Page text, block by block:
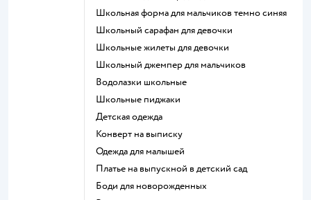
Школьная форма для мальчиков темно синяя
Школьный сарафан для девочки
Школьные жилеты для девочки
Школьный джемпер для мальчиков
Водолазки школьные
Школьные пиджаки
Детская одежда
Конверт на выписку
Одежда для малышей
Платье на выпускной в детский сад
Боди для новорожденных